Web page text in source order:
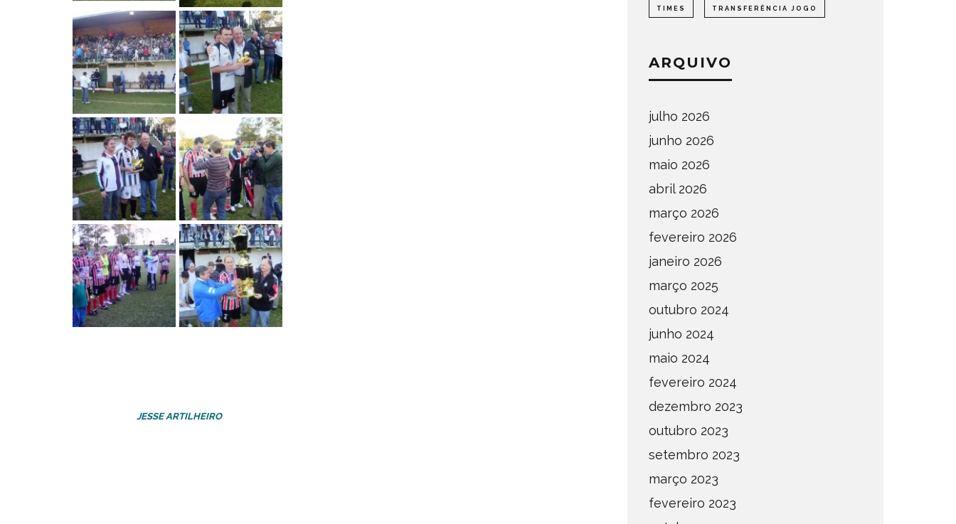
JESSE ARTILHEIRO
TIMES TRANSFERÊNCIA JOGO
ARQUIVO
julho 2026
junho 2026
maio 2026
abril 2026
março 2026
fevereiro 2026
janeiro 2026
março 2025
outubro 2024
junho 2024
maio 2024
fevereiro 2024
dezembro 2023
outubro 2023
setembro 2023
março 2023
fevereiro 2023